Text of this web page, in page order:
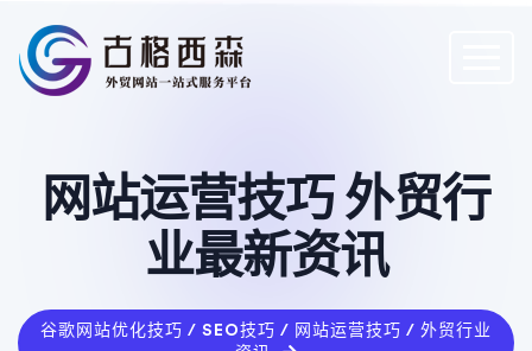
网站运营技巧 外贸行
业最新资讯
谷歌网站优化技巧 / SEO技巧 / 网站运营技巧 / 外贸行业